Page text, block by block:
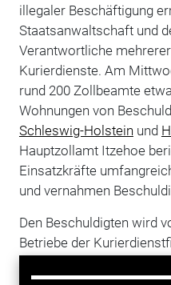
illegaler Beschäftigung
Staatsanwaltschaft und
Verantwortliche
Kurierdienste. Am
rund 200 Zollbeamte
Wohnungen von
Schleswig-Holstein und
Hauptzollamt Itzehoe
Einsatzkräfte
und vernahmen
Den Beschuldigten wird
Betriebe der